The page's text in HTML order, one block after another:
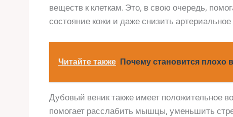
веществ к клеткам. Это, в свою очередь,
состояние кожи и даже снизить
Читайте также Почему становится плохо
Дубовый веник также имеет положительное
помогает расслабить мышцы, уменьшить